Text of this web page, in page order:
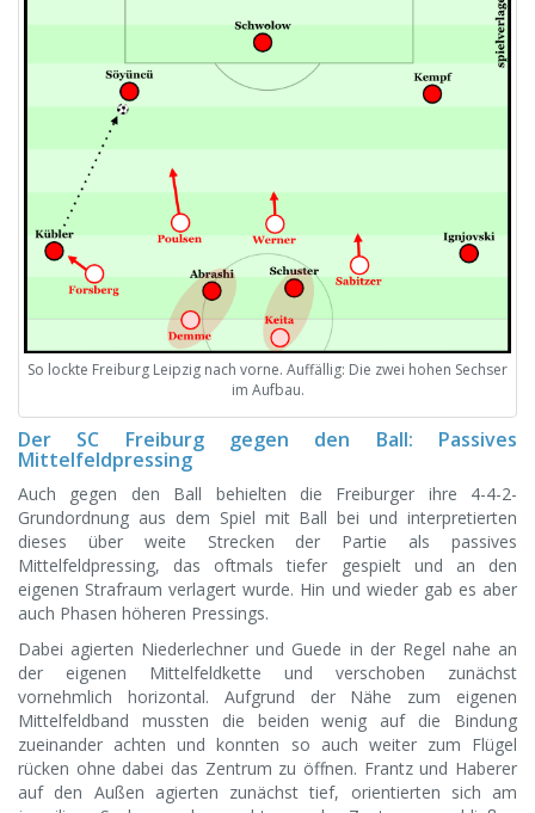
So lockte Freiburg Leipzig nach vorne. Auffällig: Die zwei hohen Sechser
im Aufbau.
Der SC Freiburg gegen den Ball: Passives
Mittelfeldpressing
Auch gegen den Ball behielten die Freiburger ihre 4-4-2-
Grundordnung aus dem Spiel mit Ball bei und interpretierten
dieses über weite Strecken der Partie als passives
Mittelfeldpressing, das oftmals tiefer gespielt und an den
eigenen Strafraum verlagert wurde. Hin und wieder gab es aber
auch Phasen höheren Pressings.
Dabei agierten Niederlechner und Guede in der Regel nahe an
der eigenen Mittelfeldkette und verschoben zunächst
vornehmlich horizontal. Aufgrund der Nähe zum eigenen
Mittelfeldband mussten die beiden wenig auf die Bindung
zueinander achten und konnten so auch weiter zum Flügel
rücken ohne dabei das Zentrum zu öffnen. Frantz und Haberer
auf den Außen agierten zunächst tief, orientierten sich am